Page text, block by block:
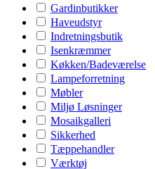
Gardinbutikker
Haveudstyr
Indretningsbutik
Isenkræmmer
Køkken/Badeværelse
Lampeforretning
Møbler
Miljø Løsninger
Mosaikgalleri
Sikkerhed
Tæppehandler
Værktøj